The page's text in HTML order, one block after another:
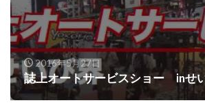
2016年5月27日
誌上オートサービスショー inせ